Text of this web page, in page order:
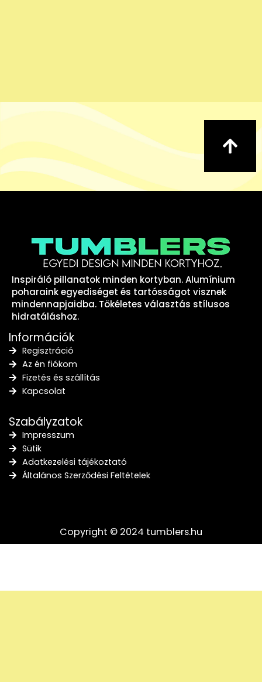
Inspiráló pillanatok minden kortyban. Alumínium
poharaink egyediséget és tartósságot visznek
mindennapjaidba. Tökéletes választás stílusos
hidratáláshoz.
Információk
Regisztráció
Az én fiókom
Fizetés és szállítás
Kapcsolat
Szabályzatok
Impresszum
Sütik
Adatkezelési tájékoztató
Általános Szerződési Feltételek
Copyright © 2024 tumblers.hu